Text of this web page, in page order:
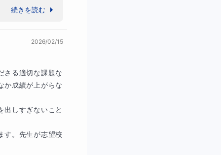
来、苦手なこ
続きを読む
2026/02/15
さる適切な課題な
か成績が上がらな
出しすぎないこと
す。先生が志望校